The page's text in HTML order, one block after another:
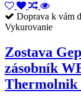
Doprava k vám
Vykurovanie
Zostava
zásobník
Thermolnik